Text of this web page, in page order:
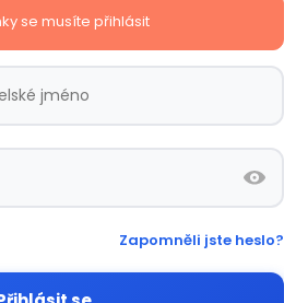
se musíte přihlásit
Zapomněli jste heslo?